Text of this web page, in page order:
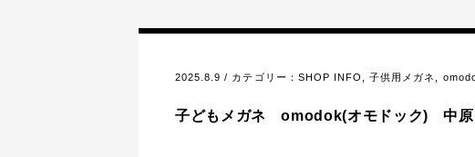
2025.8.9 / カテゴリー： SHOP INFO ,子供用メガネ
子どもメガネ omodok(オモドック) 中